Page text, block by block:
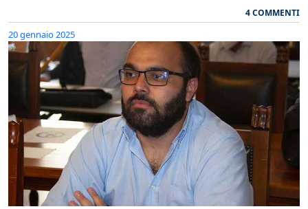
4 COMMENTI
20 gennaio 2025